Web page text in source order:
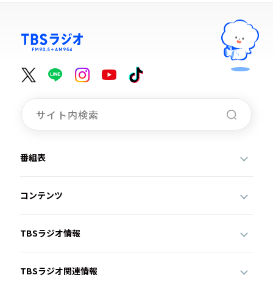
番組表
コンテンツ
TBSラジオ情報
TBSラジオ関連情報